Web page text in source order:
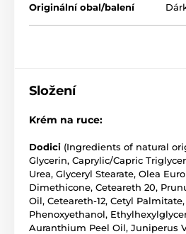
Vůně AQUA VIVA (Živá voda)
a cassis vedou k hlubšímu srdci
Hlava: mandarinka,
Srdce: kardamon, mořské
Základ: pižmo, cedrové dřevo
Vůně DODICI
Originální obal/balení
Složení
Krém na ruce:
Dodici (Ingredients of natural
Glycerin, Caprylic/Capric
Urea, Glyceryl Stearate, Olea
Dimethicone, Ceteareth 20,
Oil, Ceteareth-12, Cetyl
Phenoxyethanol,
Auranthium Peel Oil, Juniperus